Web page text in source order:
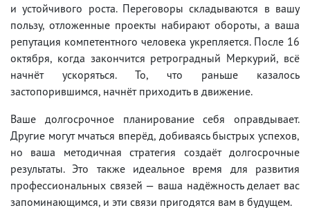
и устойчивого роста. Переговоры складываются в вашу
пользу, отложенные проекты набирают обороты, а ваша
репутация компетентного человека укрепляется. После 16
октября, когда закончится ретроградный Меркурий, всё
начнёт ускоряться. То, что раньше казалось
застопорившимся, начнёт приходить в движение.
Ваше долгосрочное планирование себя оправдывает.
Другие могут мчаться вперёд, добиваясь быстрых успехов,
но ваша методичная стратегия создаёт долгосрочные
результаты. Это также идеальное время для развития
профессиональных связей — ваша надёжность делает вас
запоминающимся, и эти связи пригодятся вам в будущем.